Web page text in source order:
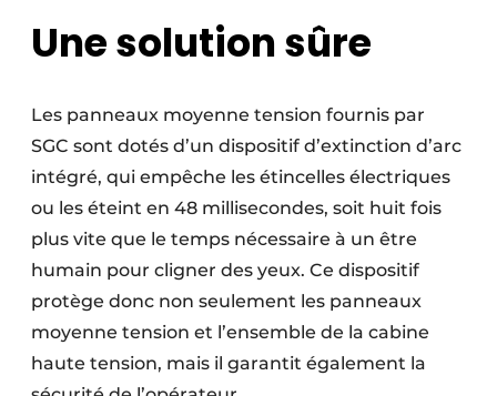
Une solution sûre
Les panneaux moyenne tension fournis par
SGC sont dotés d’un dispositif d’extinction d’arc
intégré, qui empêche les étincelles électriques
ou les éteint en 48 millisecondes, soit huit fois
plus vite que le temps nécessaire à un être
humain pour cligner des yeux. Ce dispositif
protège donc non seulement les panneaux
moyenne tension et l’ensemble de la cabine
haute tension, mais il garantit également la